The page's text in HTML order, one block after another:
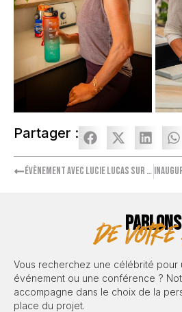
Partager :
Évènement avec Lucie Lucas sur le tournage Ilek
PARLONS
de
Vous recherchez une célébrité pour
événement ou une conférence ?
accompagne dans le choix de la
place du projet.